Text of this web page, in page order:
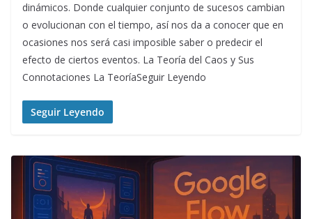
dinámicos. Donde cualquier conjunto de sucesos cambian
o evolucionan con el tiempo, así nos da a conocer que en
ocasiones nos será casi imposible saber o predecir el
efecto de ciertos eventos. La Teoría del Caos y Sus
Connotaciones La TeoríaSeguir Leyendo
Seguir Leyendo